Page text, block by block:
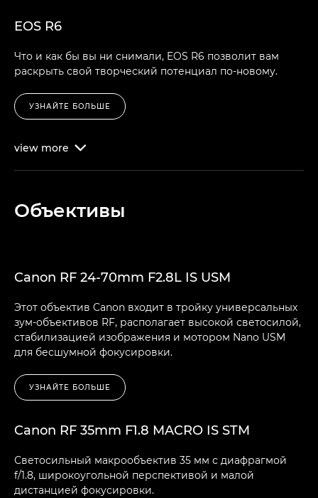
EOS R6
Что и как бы вы ни снимали, EOS R6 позволит вам
раскрыть свой творческий потенциал по-новому.
УЗНАЙТЕ БОЛЬШЕ
view more 
Объективы
Canon RF 24-70mm F2.8L IS USM
Этот объектив Canon входит в тройку универсальных
зум-объективов RF, располагает высокой светосилой,
стабилизацией изображения и мотором Nano USM
для бесшумной фокусировки.
УЗНАЙТЕ БОЛЬШЕ
Canon RF 35mm F1.8 MACRO IS STM
Светосильный макрообъектив 35 мм с диафрагмой
f/1.8, широкоугольной перспективой и малой
дистанцией фокусировки.